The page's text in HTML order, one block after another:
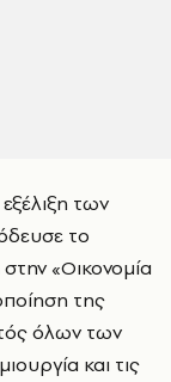
των
το
«Οικονομία
της
όλων των
και τις